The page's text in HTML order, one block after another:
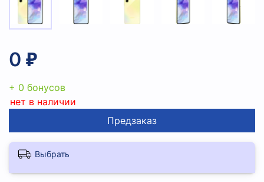
0 ₽
+ 0 бонусов
нет в наличии
Предзаказ
Выбрать